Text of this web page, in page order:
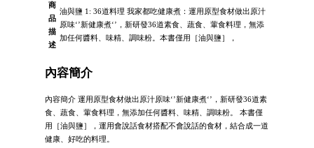
商
品
描
述
油與鹽 1: 36道料理 我家都吃健康煮：運用原型食材做出原汁
原味‘’新健康煮‘’，新研發36道素食、蔬食、葷食料理，無添
加任何醬料、味精、調味粉。本書僅用［油與鹽］，
內容簡介
內容簡介 運用原型食材做出原汁原味‘’新健康煮‘’，新研發36道素
食、蔬食、葷食料理，無添加任何醬料、味精、調味粉。 本書僅
用［油與鹽］，運用會說話食材搭配不會說話的食材，結合成一道
健康、好吃的料理。